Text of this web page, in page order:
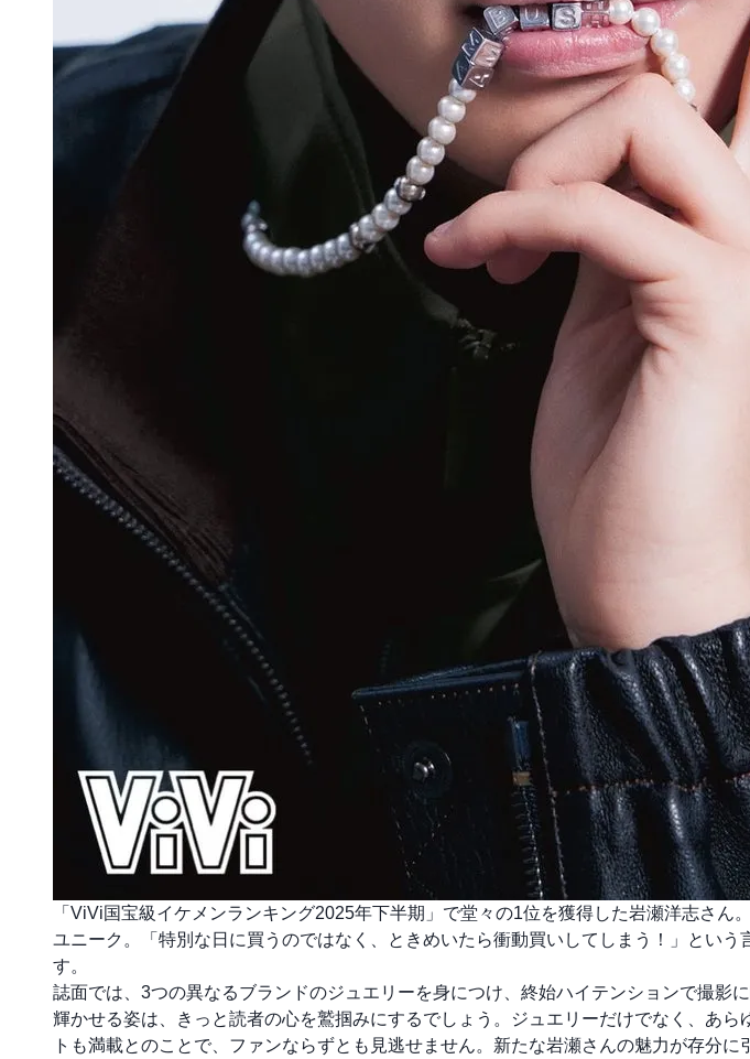
「ViVi国宝級イケメンランキング2025年下半期」で堂々の1位を獲得した岩瀬洋志さん
ユニーク。「特別な日に買うのではなく、ときめいたら衝動買いしてしまう！」という
す。
誌面では、3つの異なるブランドのジュエリーを身につけ、終始ハイテンションで撮影
輝かせる姿は、きっと読者の心を鷲掴みにするでしょう。ジュエリーだけでなく、あら
トも満載とのことで、ファンならずとも見逃せません。新たな岩瀬さんの魅力が存分に